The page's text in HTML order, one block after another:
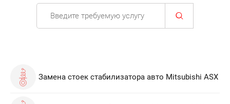
Замена стоек стабилизатора авто Mitsubishi ASX